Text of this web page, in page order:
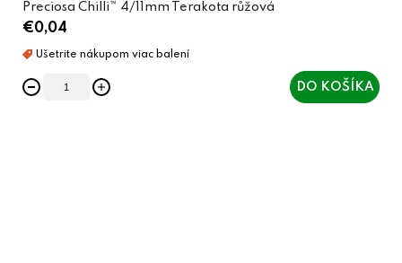
Preciosa Chilli™ 4/11mm Terakota růžová
€0,04
DO KOŠÍKA